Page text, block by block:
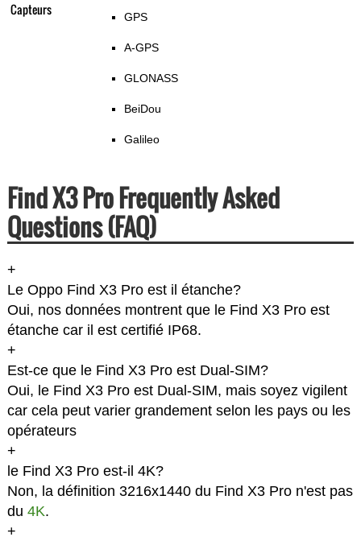
Capteurs GPS
A-GPS
GLONASS
BeiDou
Galileo
Find X3 Pro Frequently Asked
Questions (FAQ)
+
Le Oppo Find X3 Pro est il étanche?
Oui, nos données montrent que le Find X3 Pro est
étanche car il est certifié IP68.
+
Est-ce que le Find X3 Pro est Dual-SIM?
Oui, le Find X3 Pro est Dual-SIM, mais soyez vigilent
car cela peut varier grandement selon les pays ou les
opérateurs
+
le Find X3 Pro est-il 4K?
Non, la définition 3216x1440 du Find X3 Pro n'est pas
du 4K.
+